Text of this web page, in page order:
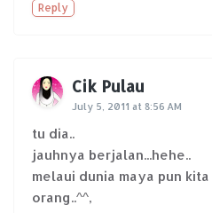
Reply
Cik Pulau
July 5, 2011 at 8:56 AM
tu dia..
jauhnya berjalan...hehe..
melaui dunia maya pun
orang..^^,